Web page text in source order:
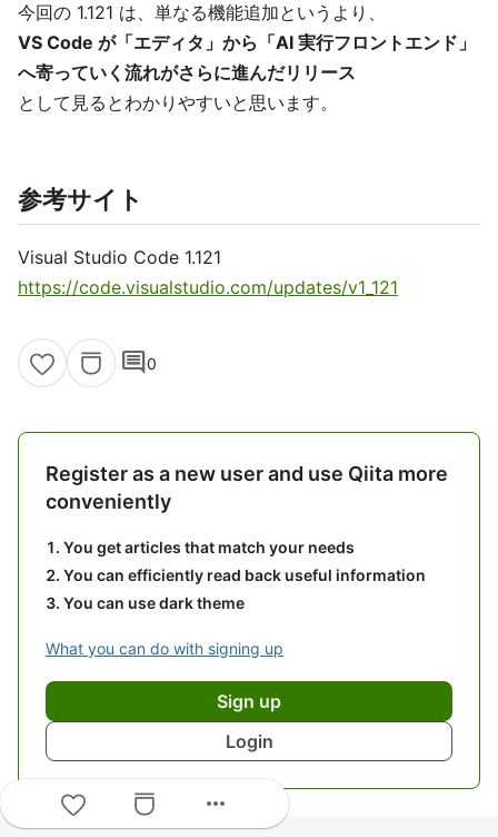
今回の 1.121 は、単なる機能追加というより、
VS Code が「エディタ」から「AI 実行フロントエンド」
へ寄っていく流れがさらに進んだリリース
として見るとわかりやすいと思います。
参考サイト
Visual Studio Code 1.121
https://code.visualstudio.com/updates/v1_121
comment0
Register as a new user and use Qiita more
conveniently
You get articles that match your needs
You can efficiently read back useful information
You can use dark theme
What you can do with signing up
Sign up
Login
more_horiz